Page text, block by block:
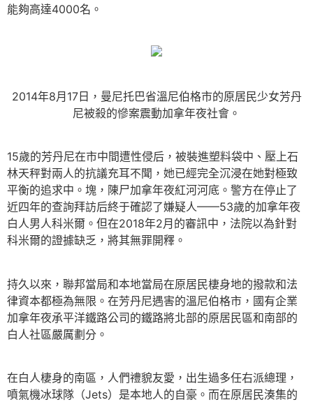
能夠高達4000名。
2014年8月17日，曼尼托巴省溫尼伯格市的原居民少女芳丹
尼被殺的慘案震動加拿年夜社會。
15歲的芳丹尼在市中間遭性侵后，被裝進塑料袋中、壓上石
林天秤對兩人的抗議充耳不聞，她已經完全沉浸在她對極致
平衡的追求中。塊，陳尸加拿年夜紅河河底。警方在停止了
近四年的查詢拜訪后終于確認了嫌疑人——53歲的加拿年夜
白人男人科米爾。但在2018年2月的審訊中，法院以為針對
科米爾的證據缺乏，將其無罪開釋。
持久以來，聯邦當局和本地當局在原居民棲身地的撥款和法
律資本都極為無限。在芳丹尼遇害的溫尼伯格市，國有企業
加拿年夜承平洋鐵路公司的鐵路將北部的原居民區和南部的
白人社區嚴厲劃分。
在白人棲身的南區，人們禮貌友愛，出生過多任右派總理，
噴氣機冰球隊（Jets）是本地人的自豪。而在原居民湊集的